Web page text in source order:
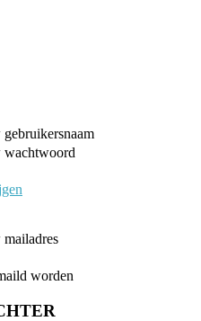
wachtwoord
worden